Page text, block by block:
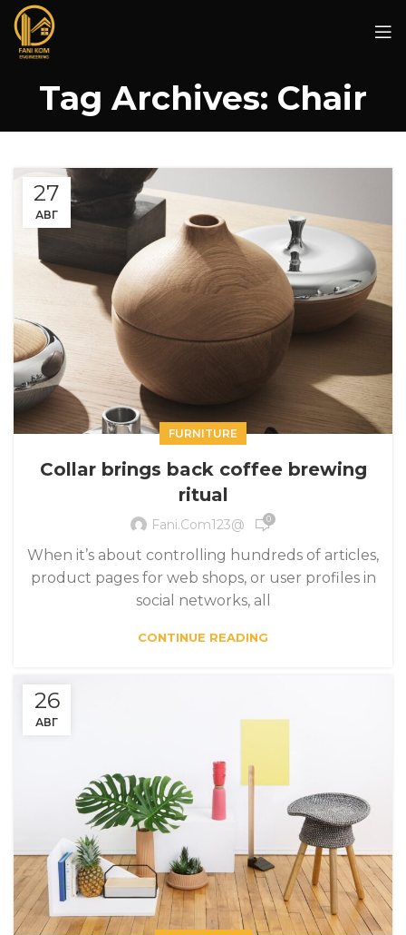
Tag Archives: Chair
27
АВГ
FURNITURE
Collar brings back coffee brewing
ritual
Fani.com123@ 0
When it’s about controlling hundreds of articles,
product pages for web shops, or user profiles in
social networks, all
CONTINUE READING
26
АВГ